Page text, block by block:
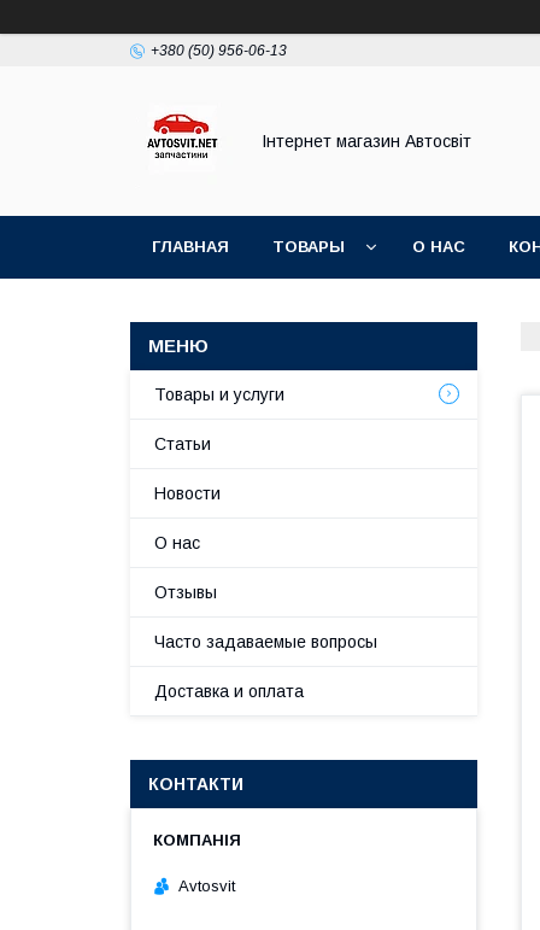
+380 (50) 956-06-13
Інтернет магазин Автосвіт
ГЛАВНАЯ ТОВАРЫ О НАС
Товары и услуги
Статьи
Новости
О нас
Отзывы
Часто задаваемые вопросы
Доставка и оплата
КОНТАКТИ
Avtosvit